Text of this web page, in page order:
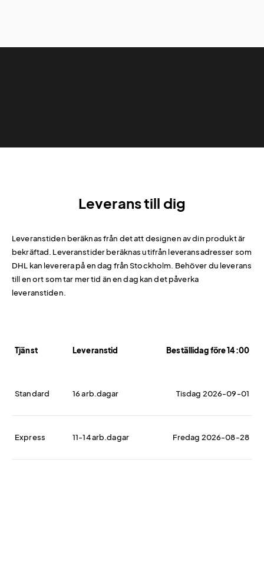
Leverans till dig
Leveranstiden beräknas från det att designen av din produkt är
bekräftad. Leveranstider beräknas utifrån leveransadresser som
DHL kan leverera på en dag från Stockholm. Behöver du leverans
till en ort som tar mer tid än en dag kan det påverka
leveranstiden.
Tjänst Leveranstid Beställidag före 14:00
Standard 16 arb.dagar Tisdag 2026-09-01
Express 11-14 arb.dagar Fredag 2026-08-28